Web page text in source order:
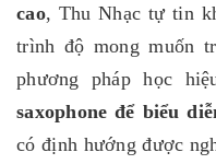
cao, Thu Nhạc tự tin
trình độ mong muốn
phương pháp học
saxophone để biểu
có định hướng được